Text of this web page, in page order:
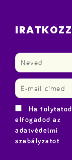
Ha
elfogadod az
adatvédelmi
szabályzatot